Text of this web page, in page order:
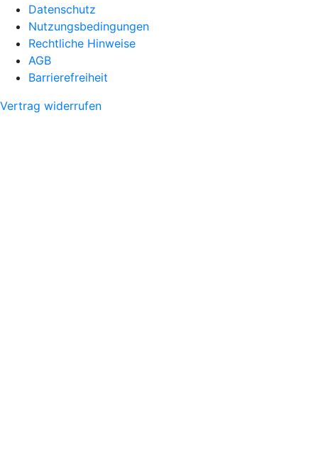
Datenschutz
Nutzungsbedingungen
Rechtliche Hinweise
AGB
Barrierefreiheit
Vertrag widerrufen